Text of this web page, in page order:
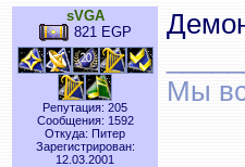
sVGA
821 EGP
Репутация: 205
Сообщения: 1592
Откуда: Питер
Зарегистрирован:
12.03.2001
Мы